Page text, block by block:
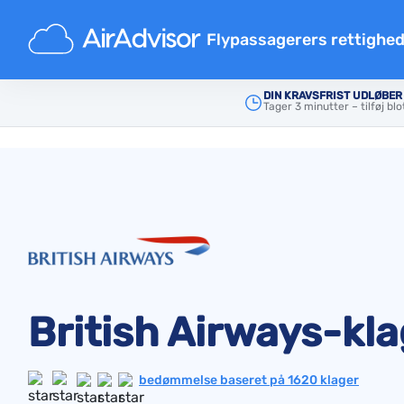
Flypassagerers
Flykompensationsberegner
Kompensation for
DIN KRAVSFRIST
Tager 3 minutter – tilføj
Klager over flyselskaber British Airways
British Airways-
bedømmelse baseret på 1620 klager